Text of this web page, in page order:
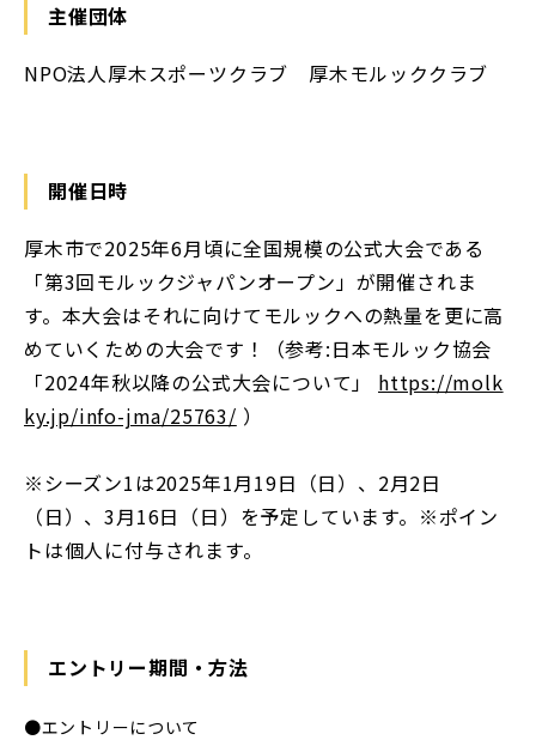
主催団体
NPO法人厚木スポーツクラブ 厚木モルッククラブ
開催日時
厚木市で2025年6月頃に全国規模の公式大会である
「第3回モルックジャパンオープン」が開催されま
す。本大会はそれに向けてモルックへの熱量を更に高
めていくための大会です！（参考:日本モルック協会
「2024年秋以降の公式大会について」 https://molk
ky.jp/info-jma/25763/ ）
※シーズン1は2025年1月19日（日）、2月2日
（日）、3月16日（日）を予定しています。※ポイン
トは個人に付与されます。
エントリー期間・方法
●エントリーについて